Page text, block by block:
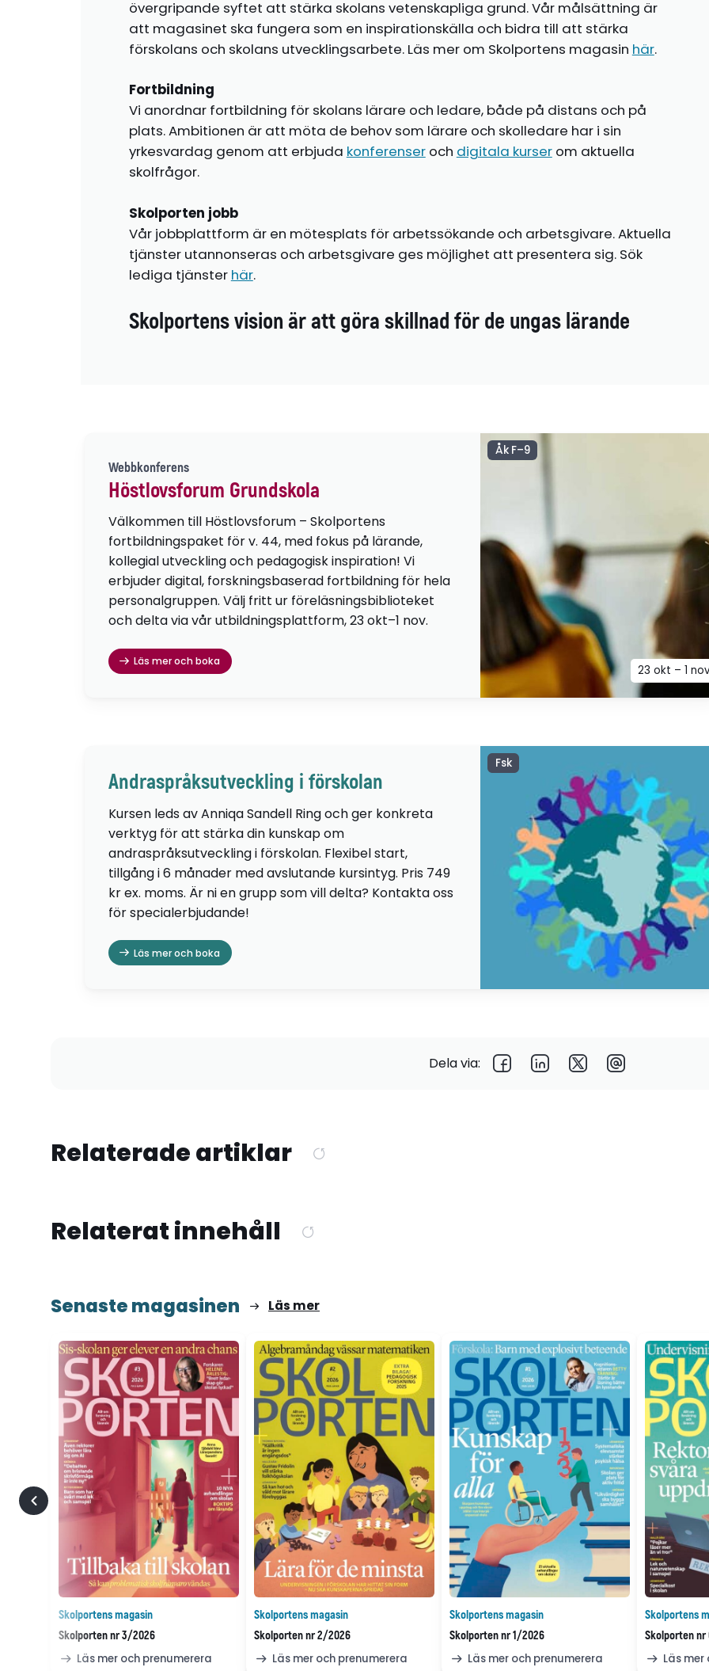
övergripande syftet att stärka skolans vetenskapliga grund. Vår målsättning är
att magasinet ska fungera som en inspirationskälla och bidra till att stärka
förskolans och skolans utvecklingsarbete. Läs mer om Skolportens magasin här.
Fortbildning
Vi anordnar fortbildning för skolans lärare och ledare, både på distans och på
plats. Ambitionen är att möta de behov som lärare och skolledare har i sin
yrkesvardag genom att erbjuda konferenseroch digitala kurserom aktuella
skolfrågor.
Skolporten jobb
Vår jobbplattform är en mötesplats för arbetssökande och arbetsgivare. Aktuella
tjänster utannonseras och arbetsgivare ges möjlighet att presentera sig. Sök
lediga tjänster här.
Skolportens vision är att göra skillnad för de ungas lärande
Webbkonferens
Höstlovsforum Grundskola
Välkommen till Höstlovsforum – Skolportens
fortbildningspaket för v. 44, med fokus på lärande,
kollegial utveckling och pedagogisk inspiration! Vi
erbjuder digital, forskningsbaserad fortbildning för hela
personalgruppen. Välj fritt ur föreläsningsbiblioteket
och delta via vår utbildningsplattform, 23 okt–1 nov.
Läs mer och boka
Åk F–9
23 okt – 1
Andraspråksutveckling i förskolan
Kursen leds av Anniqa Sandell Ring och ger konkreta
verktyg för att stärka din kunskap om
andraspråksutveckling i förskolan. Flexibel start,
tillgång i 6 månader med avslutande kursintyg. Pris 749
kr ex. moms. Är ni en grupp som vill delta? Kontakta oss
för specialerbjudande!
Läs mer och boka
Fsk
Dela via:
Relaterade artiklar
Relaterat innehåll
Senaste magasinen Läs mer
Skolportens magasin
Skolporten nr 3/2026
Läs mer och prenumerera
Skolportens magasin
Skolporten nr 2/2026
Läs mer och prenumerera
Skolportens magasin
Skolporten nr 1/2026
Läs mer och prenumerera
Skolportens
Skolporten
Läs